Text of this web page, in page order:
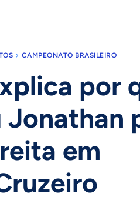
CAMPEONATO BRASILEIRO
por
Jonathan
em